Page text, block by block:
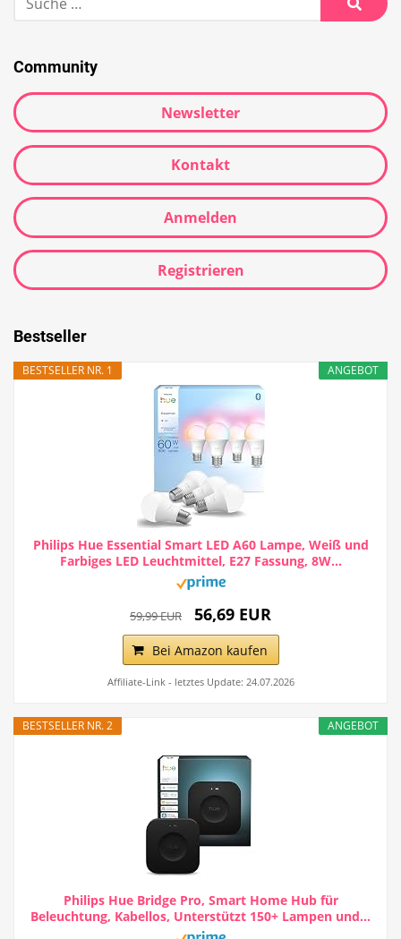
Community
Newsletter
Kontakt
Anmelden
Registrieren
Bestseller
ANGEBOT
BESTSELLER NR. 1
Philips Hue Essential Smart LED A60 Lampe, Weiß und
Farbiges LED Leuchtmittel, E27 Fassung, 8W...
59,99 EUR 56,69 EUR
Bei Amazon kaufen
Affiliate-Link - letztes Update: 24.07.2026
ANGEBOT
BESTSELLER NR. 2
Philips Hue Bridge Pro, Smart Home Hub für
Beleuchtung, Kabellos, Unterstützt 150+ Lampen und...